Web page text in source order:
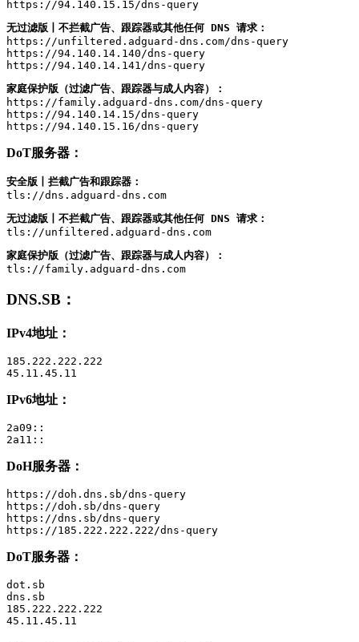
https://94.140.15.15/dns-query
无过滤版丨不拦截广告、跟踪器或其他任何 DNS 请求：
https://unfiltered.adguard-dns.com/dns-query
https://94.140.14.140/dns-query
https://94.140.14.141/dns-query
家庭保护版（过滤广告、跟踪器与成人内容）：
https://family.adguard-dns.com/dns-query
https://94.140.14.15/dns-query
https://94.140.15.16/dns-query
DoT服务器：
安全版丨拦截广告和跟踪器：
tls://dns.adguard-dns.com
无过滤版丨不拦截广告、跟踪器或其他任何 DNS 请求：
tls://unfiltered.adguard-dns.com
家庭保护版（过滤广告、跟踪器与成人内容）：
tls://family.adguard-dns.com
DNS.SB ：
IPv4地址：
185.222.222.222
45.11.45.11
IPv6地址：
2a09::
2a11::
DoH服务器：
https://doh.dns.sb/dns-query
https://doh.sb/dns-query
https://dns.sb/dns-query
https://185.222.222.222/dns-query
DoT服务器：
dot.sb
dns.sb
185.222.222.222
45.11.45.11